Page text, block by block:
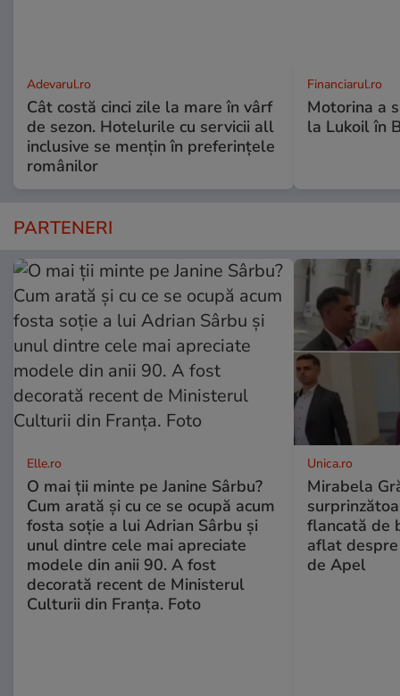
Adevarul.ro
Cât costă cinci zile la mare în vârf
de sezon. Hotelurile cu servicii all
inclusive se mențin în preferințele
românilor
Financiarul.ro
Motorina a
la Lukoil în
PARTENERI
Elle.ro
O mai ții minte pe Janine Sârbu?
Cum arată și cu ce se ocupă acum
fosta soție a lui Adrian Sârbu și
unul dintre cele mai apreciate
modele din anii 90. A fost
decorată recent de Ministerul
Culturii din Franța. Foto
Unica.ro
Mirabela
flancată de
aflat
de Apel